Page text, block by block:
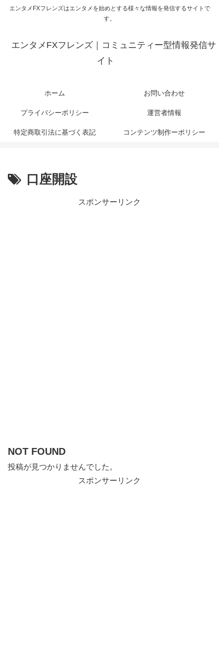
エンタメFXフレンズはエンタメを始めとする様々な情報を発信するサイトで
す。
エンタメFXフレンズ｜コミュニティー型情報発信サ
イト
ホーム お問い合わせ
プライバシーポリシー 運営者情報
特定商取引法に基づく表記 コンテンツ制作ーポリシー
口座開設
スポンサーリンク
NOT FOUND
投稿が見つかりませんでした。
スポンサーリンク